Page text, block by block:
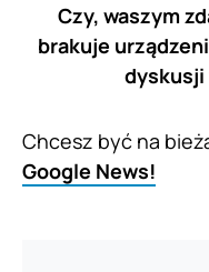
Czy, waszym
brakuje
dyskusji
Chcesz być na
Google News!